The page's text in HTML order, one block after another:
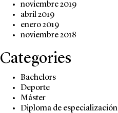
noviembre 2019
abril 2019
enero 2019
noviembre 2018
Categories
Bachelors
Deporte
Máster
Diploma de especialización